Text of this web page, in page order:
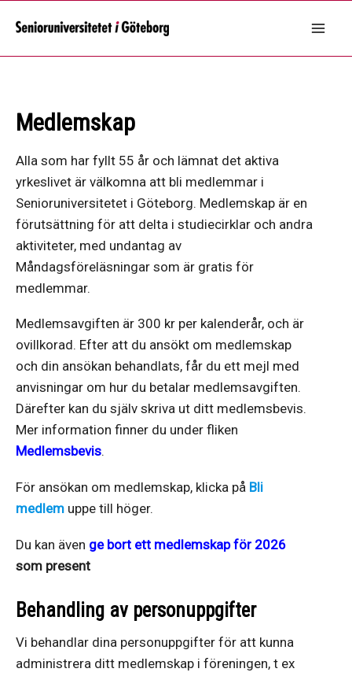
innehåll
Medlemskap
Alla som har fyllt 55 år och lämnat det aktiva
yrkeslivet är välkomna att bli medlemmar i
Senioruniversitetet i Göteborg. Medlemskap är en
förutsättning för att delta i studiecirklar och andra
aktiviteter, med undantag av
Måndagsföreläsningar som är gratis för
medlemmar.
Medlemsavgiften är 300 kr per kalenderår, och är
ovillkorad. Efter att du ansökt om medlemskap
och din ansökan behandlats, får du ett mejl med
anvisningar om hur du betalar medlemsavgiften.
Därefter kan du själv skriva ut ditt medlemsbevis.
Mer information finner du under fliken
Medlemsbevis.
För ansökan om medlemskap, klicka på Bli
medlem uppe till höger.
Du kan även ge bort ett medlemskap för 2026
som present
Behandling av personuppgifter
Vi behandlar dina personuppgifter för att kunna
administrera ditt medlemskap i föreningen, t ex